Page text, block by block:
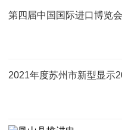
第四届中国国际进口博览
2021年度苏州市新型显示